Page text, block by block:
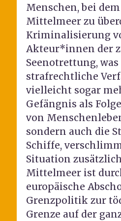
Menschen, bei
Mittelmeer zu
Kriminalisierung
Akteur*innen der
Seenotrettung,
strafrechtliche
vielleicht sogar
Gefängnis als
von
sondern auch die
Schiffe,
Situation
Mittelmeer ist
europäische
Grenzpolitik zur
Grenze auf der